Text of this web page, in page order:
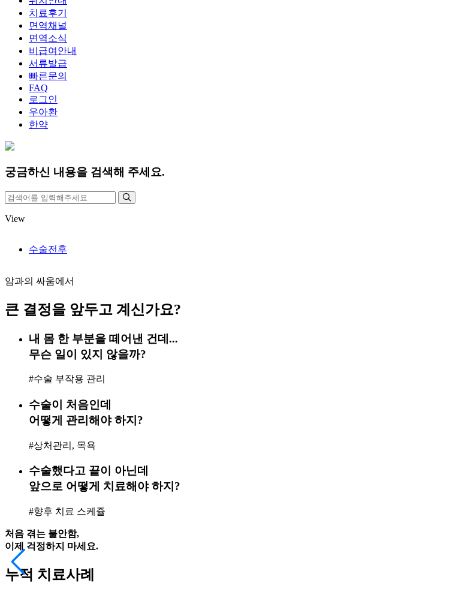
치료후기
면역채널
면역소식
비급여안내
서류발급
빠른문의
FAQ
로그인
우아환
한약
궁금하신 내용을 검색해 주세요.
View
수술전후
암과의 싸움에서
큰 결정을 앞두고 계신가요?
내 몸 한 부분을 떼어낸 건데...
무슨 일이 있지 않을까?
#수술 부작용 관리
수술이 처음인데
어떻게 관리해야 하지?
#상처관리, 목욕
수술했다고 끝이 아닌데
앞으로 어떻게 치료해야 하지?
#향후 치료 스케쥴
처음 겪는 불안함,
이제 걱정하지 마세요.
누적 치료사례